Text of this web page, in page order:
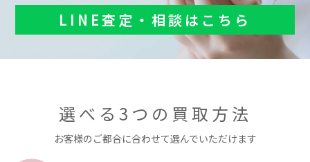
LINE査定・相談はこちら
選べる3つの買取方法
お客様のご都合に合わせて選んでいただけます